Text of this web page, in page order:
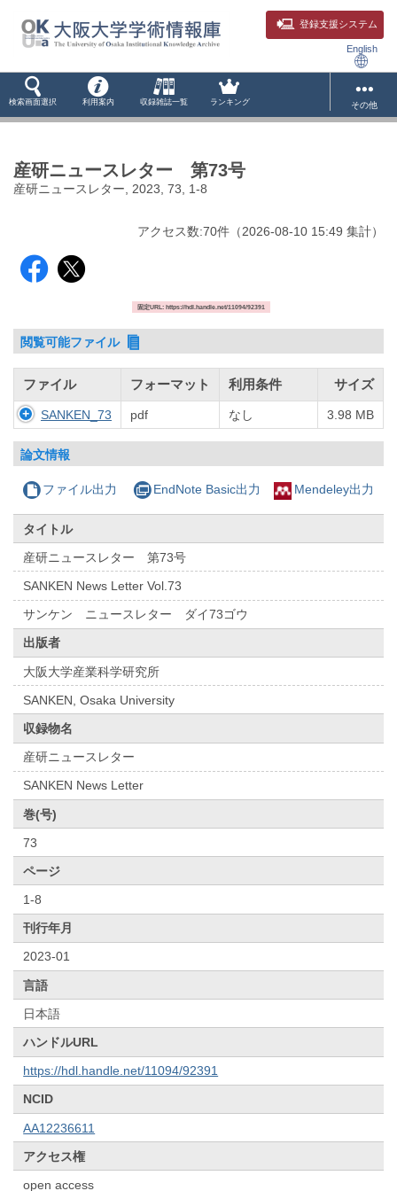
登録支援システム
English
検索画面選択 利用案内 収録雑誌一覧 ランキング その他
産研ニュースレター 第73号
産研ニュースレター, 2023, 73, 1-8
アクセス数:70件 （2026-08-10 15:49 集計）
固定URL: https://hdl.handle.net/11094/92391
閲覧可能ファイル
ファイル フォーマット 利用条件 サイズ
SANKEN_73 pdf なし 3.98 MB
論文情報
ファイル出力 EndNote Basic出力 Mendeley出力
タイトル
産研ニュースレター 第73号
SANKEN News Letter Vol.73
サンケン ニュースレター ダイ73ゴウ
出版者
大阪大学産業科学研究所
SANKEN, Osaka University
収録物名
産研ニュースレター
SANKEN News Letter
巻(号)
73
ページ
1-8
刊行年月
2023-01
言語
日本語
ハンドルURL
https://hdl.handle.net/11094/92391
NCID
AA12236611
アクセス権
open access